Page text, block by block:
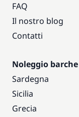
FAQ
Il nostro blog
Contatti
Noleggio barche
Sardegna
Sicilia
Grecia